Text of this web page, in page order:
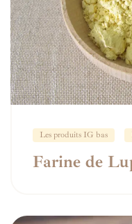
Les produits IG bas
Farine de